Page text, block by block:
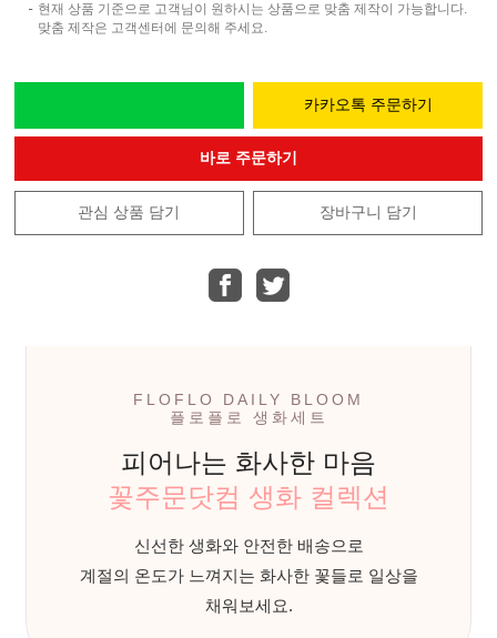
현재 상품 기준으로 고객님이 원하시는 상품으로 맞춤 제작이 가능합니다.
맞춤 제작은 고객센터에 문의해 주세요.
카카오톡 주문하기
바로 주문하기
관심 상품 담기 장바구니 담기
FLOFLO DAILY BLOOM
플로플로 생화세트
피어나는 화사한 마음
꽃주문닷컴 생화 컬렉션
신선한 생화와 안전한 배송으로
계절의 온도가 느껴지는 화사한 꽃들로 일상을
채워보세요.